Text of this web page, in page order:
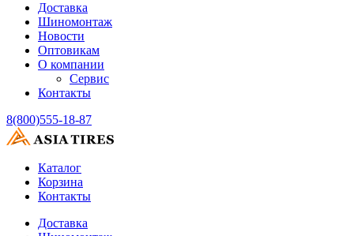
Доставка
Шиномонтаж
Новости
Оптовикам
О компании
Сервис
Контакты
8(800)555-18-87
Каталог
Корзина
Контакты
Доставка